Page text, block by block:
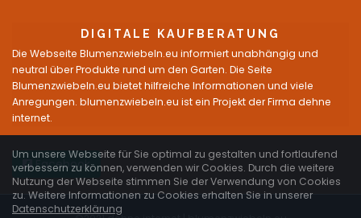
DIGITALE KAUFBERATUNG
Die Webseite Blumenzwiebeln.eu informiert unabhängig und
neutral über Produkte rund um den Garten. Die Seite
Blumenzwiebeln.eu bietet hilfreiche Informationen und viele
Anregungen. blumenzwiebeln.eu ist ein Projekt der Firma dehne
internet.
Facebook
Um unsere Webseite für Sie optimal zu gestalten und fortlaufend
verbessern zu können, verwenden wir Cookies. Durch die weitere
Nutzung der Webseite stimmen Sie der Verwendung von Cookies
zu. Weitere Informationen zu Cookies erhalten Sie in unserer
Datenschutzerklärung